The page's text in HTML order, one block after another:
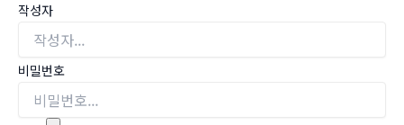
작성자
비밀번호